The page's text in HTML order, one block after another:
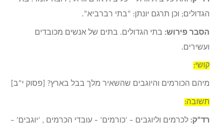
הגדולים; וכן תרגם יונתן: “בתי רברביא”.
הסבר פירוש: בתי הגדולים. בתים של אנשים מכובדים
ועשירים.
קושי:
מיהם הכורמים והיוגבים שהשאיר מלך בבל בארץ? [פסוק י”ב]
תשובה:
רד”ק: לכרמים וליוגבים – ‘כורמים’ – עובדי הכרמים , ‘יוגבים’ –